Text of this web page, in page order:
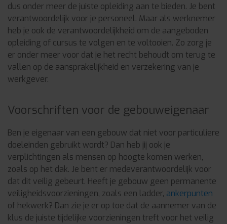
dus onder meer de juiste opleiding aan te bieden. Je bent
verantwoordelijk voor je personeel. Maar als werknemer
heb je ook de verantwoordelijkheid om de aangeboden
opleiding of cursus te volgen en te voltooien. Zo zorg je
er onder meer voor dat je het recht behoudt om terug te
vallen op de aansprakelijkheid en verzekering van je
werkgever.
Voorschriften voor de gebouweigenaar
Ben je eigenaar van een gebouw dat niet voor particuliere
doeleinden gebruikt wordt? Dan heb jij ook je
verplichtingen als mensen op hoogte komen werken,
zoals op het dak. Je bent er medeverantwoordelijk voor
dat dit veilig gebeurt. Heeft je gebouw geen permanente
veiligheidsvoorzieningen, zoals een ladder, ankerpunten
of hekwerk? Dan zie je er op toe dat de aannemer van de
klus de juiste tijdelijke voorzieningen treft voor het veilig